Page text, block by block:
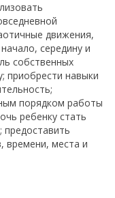
движения,
середину и
собственных
приобрести навыки
порядком работы
ребенку стать
времени, места и